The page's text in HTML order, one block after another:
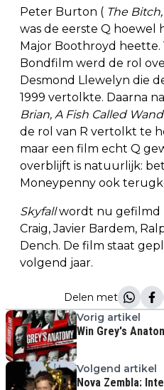
Peter Burton ( The
was de eerste Q hoewel
Major Boothroyd heette.
Bondfilm werd de rol
Desmond Llewelyn die
1999 vertolkte. Daarna
Brian, A Fish Called
de rol van R vertolkt te
maar een film echt Q
overblijft is natuurlijk:
Moneypenny ook
Skyfallwordt nu gefilmd
Craig, Javier Bardem,
Dench. De film staat
volgend jaar.
Delen met
Vorig artikel
Win Grey's
Volgend artikel
Nova Zembla: